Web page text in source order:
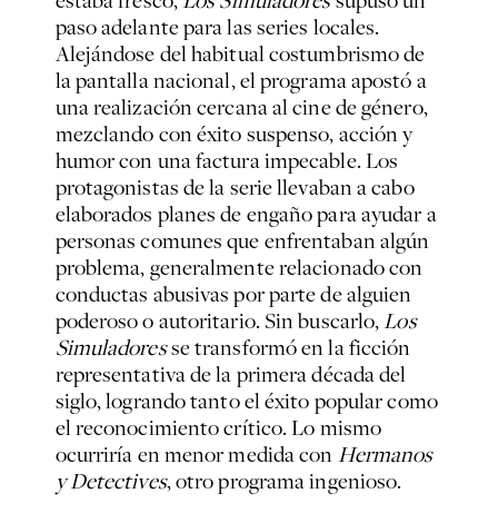
paso adelante para las series locales.
Alejándose del habitual costumbrismo de
la pantalla nacional, el programa apostó a
una realización cercana al cine de género,
mezclando con éxito suspenso, acción y
humor con una factura impecable. Los
protagonistas de la serie llevaban a cabo
elaborados planes de engaño para ayudar a
personas comunes que enfrentaban algún
problema, generalmente relacionado con
conductas abusivas por parte de alguien
poderoso o autoritario. Sin buscarlo,Los
Simuladoresse transformó en la ficción
representativa de la primera década del
siglo, logrando tanto el éxito popular como
el reconocimiento crítico. Lo mismo
ocurriría en menor medida conHermanos
y Detectives, otro programa ingenioso.